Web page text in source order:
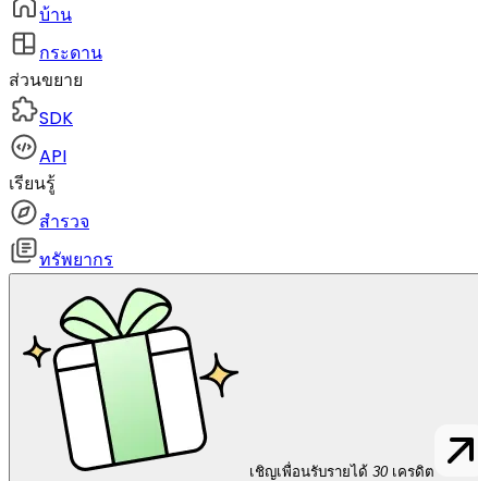
บ้าน
กระดาน
ส่วนขยาย
SDK
API
เรียนรู้
สำรวจ
ทรัพยากร
เชิญเพื่อนรับรายได้ 30 เครดิต